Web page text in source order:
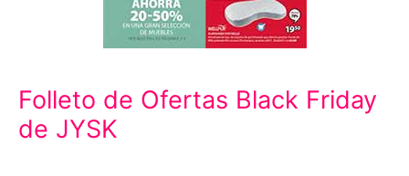
Folleto de Ofertas Black Friday
de JYSK